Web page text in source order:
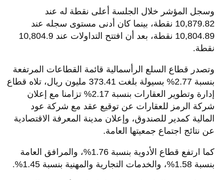
وسجل المؤشر خلال الجلسة أعلى نقطة له عند
10,879.82 نقطة، بينما كان أدنى مستوى سجله عند
10,804.89 نقطة، بعد أن افتتح التداولات عند 10,804.9
نقطة.
وتصدر قطاع السلع الرأسمالية قائمة القطاعات المرتفعة
بنسبة 2.77% بسيولة بلغت 373.41 مليون ريال، تلاه قطاع
إدارة وتطوير العقارات بنسبة 2.17% تزامنا مع إعلان
شركة الرمز للعقارات عن توقيع عقد مع شركة عود
المالية كمدير للصندوق، وإعلان مدينة المعرفة الاقتصادية
عن نتائج اجتماع جمعيتها العامة.
كما ارتفع قطاع الأدوية بنسبة 1.76%، والمرافق العامة
بنسبة 1.58%، والخدمات التجارية والمهنية بنسبة 1.45%.